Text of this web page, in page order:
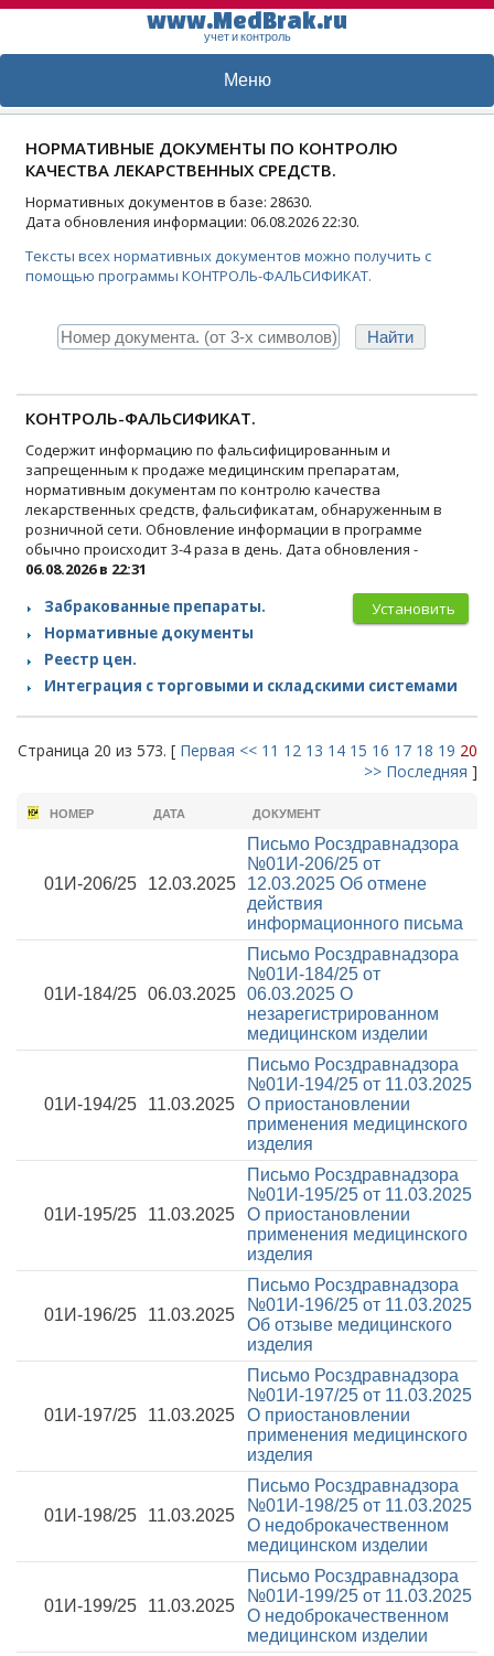
www.MedBrak.ru
учет и контроль
Меню
НОРМАТИВНЫЕ ДОКУМЕНТЫ ПО КОНТРОЛЮ
КАЧЕСТВА ЛЕКАРСТВЕННЫХ СРЕДСТВ.
Нормативных документов в базе: 28630.
Дата обновления информации: 06.08.2026 22:30.
Тексты всех нормативных документов можно получить с
помощью программы КОНТРОЛЬ-ФАЛЬСИФИКАТ.
КОНТРОЛЬ-ФАЛЬСИФИКАТ.
Содержит информацию по фальсифицированным и
запрещенным к продаже медицинским препаратам,
нормативным документам по контролю качества
лекарственных средств, фальсификатам, обнаруженным в
розничной сети. Обновление информации в программе
обычно происходит 3-4 раза в день. Дата обновления -
06.08.2026 в 22:31
Установить
Забракованные препараты.
Нормативные документы
Реестр цен.
Интеграция с торговыми и складскими системами
Страница 20 из 573. [ Первая << 11 12 13 14 15 16 17 18 19 20
>> Последняя ]
НОМЕР ДАТА ДОКУМЕНТ
01И-206/25 12.03.2025
Письмо Росздравнадзора
№01И-206/25 от
12.03.2025 Об отмене
действия
информационного письма
01И-184/25 06.03.2025
Письмо Росздравнадзора
№01И-184/25 от
06.03.2025 О
незарегистрированном
медицинском изделии
01И-194/25 11.03.2025
Письмо Росздравнадзора
№01И-194/25 от 11.03.2025
О приостановлении
применения медицинского
изделия
01И-195/25 11.03.2025
Письмо Росздравнадзора
№01И-195/25 от 11.03.2025
О приостановлении
применения медицинского
изделия
01И-196/25 11.03.2025
Письмо Росздравнадзора
№01И-196/25 от 11.03.2025
Об отзыве медицинского
изделия
01И-197/25 11.03.2025
Письмо Росздравнадзора
№01И-197/25 от 11.03.2025
О приостановлении
применения медицинского
изделия
01И-198/25 11.03.2025
Письмо Росздравнадзора
№01И-198/25 от 11.03.2025
О недоброкачественном
медицинском изделии
01И-199/25 11.03.2025
Письмо Росздравнадзора
№01И-199/25 от 11.03.2025
О недоброкачественном
медицинском изделии